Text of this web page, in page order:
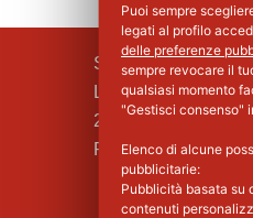
SILPA S.R.L.
Largo F.lli Cervi, 8
20090 Vimodrone
Piva :
Puoi sempre
legati al profilo
delle preferenze
sempre revocare il
qualsiasi momento
"Gestisci consenso"
Elenco di alcune
pubblicitarie:
Pubblicità basata su
contenuti